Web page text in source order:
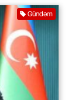
Gündəm